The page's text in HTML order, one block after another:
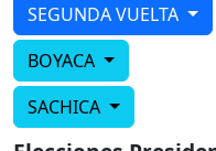
SEGUNDA VUELTA
BOYACA
SACHICA